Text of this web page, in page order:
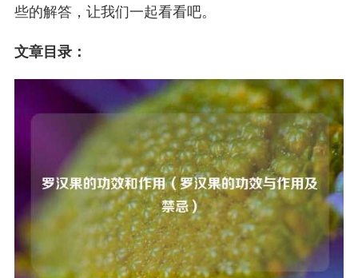
些的解答，让我们一起看看吧。
文章目录：